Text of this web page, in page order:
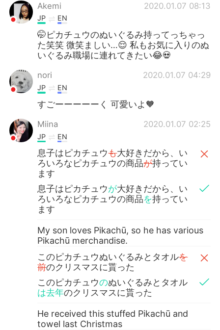
Akemi
2020.01.07 08:13
JP EN
🤭ピカチュウのぬいぐるみ持ってっちゃっ
た笑笑 微笑ましい…😌 私もお気に入りのぬ
いぐるみ職場に連れてきたい😂💀
nori 2020.01.07 04:29
JP EN
すごーーーーーく 可愛いよ🧡
Miina 2020.01.07 02:25
JP EN
息子はピカチュウも大好きだから、い
ろいろなピカチュウの商品が持ってい
ます
息子はピカチュウが大好きだから、い
ろいろなピカチュウの商品を持ってい
ます
My son loves Pikachū, so he has various
Pikachū merchandise.
このピカチュウぬいぐるみとタオルを
前のクリスマスに貰った
このピカチュウのぬいぐるみとタオル
は去年のクリスマスに貰った
He received this stuffed Pikachū and
towel last Christmas